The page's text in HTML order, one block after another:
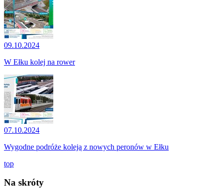
09.10.2024
W Ełku kolej na rower
07.10.2024
Wygodne podróże koleją z nowych peronów w Ełku
top
Na skróty